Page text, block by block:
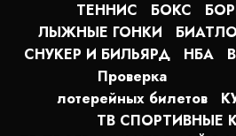
ТЕННИС
БОКС
ЛЫЖНЫЕ ГОНКИ
СНУКЕР И БИЛЬЯРД
НБА
Проверка
лотерейных билетов
ТВ СПОРТИВНЫЕ